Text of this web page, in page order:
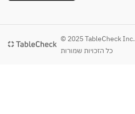
© 2025 TableCheck Inc.
כל הזכויות שמורות